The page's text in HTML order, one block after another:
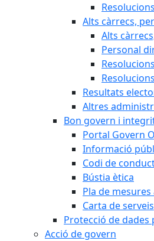
Alts càrrecs,
Alts
Personal
Resultats
Altres
Bon govern i
Portal Govern
Informació
Codi de
Bústia ètica
Pla de
Carta de serveis
Protecció de dades
Acció de govern